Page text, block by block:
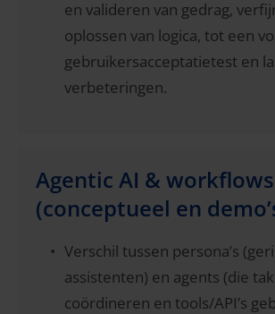
en valideren van gedrag,
oplossen van logica, tot een
gebruikersacceptatietest en
verbeteringen.
Agentic AI & workflows
(conceptueel en
Verschil tussen persona’s
assistenten) en agents (die
coördineren en tools/API’s